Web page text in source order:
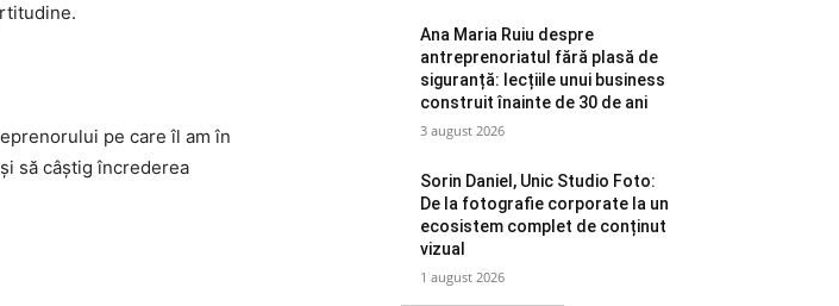
pe care îl am în
să câștig încrederea
Ana Maria Ruiu despre
antreprenoriatul fără plasă de
siguranță: lecțiile unui business
construit înainte de 30 de ani
3 august 2026
Sorin Daniel, Unic Studio Foto:
De la fotografie corporate la un
ecosistem complet de conținut
vizual
1 august 2026